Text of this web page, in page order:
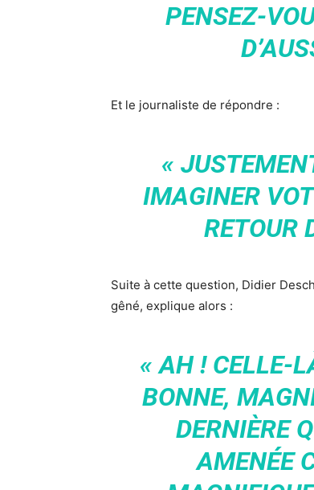
PENSEZ-
Et le journaliste de répondre :
«
IMAGINER
RETOUR
Suite à cette question, Didier
gêné, explique alors :
« AH ! CELLE-
BONNE,
DERNIÈRE
AMENÉE